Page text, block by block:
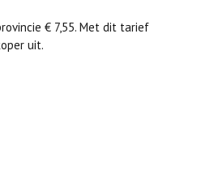
€ 7,55. Met dit tarief
uit.